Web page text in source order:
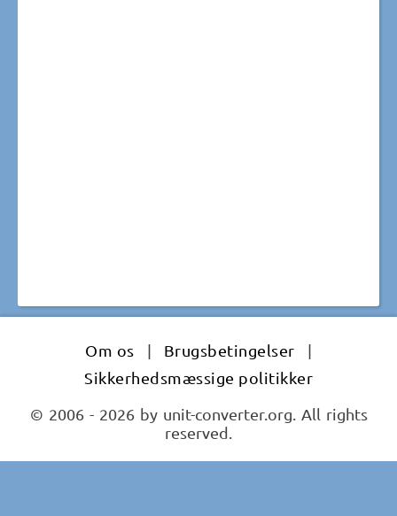
Om os | Brugsbetingelser
|
Sikkerhedsmæssige politikker
© 2006 - 2026 by unit-converter.org. All rights
reserved.